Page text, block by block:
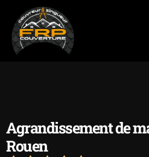
Agrandissement de
Rouen